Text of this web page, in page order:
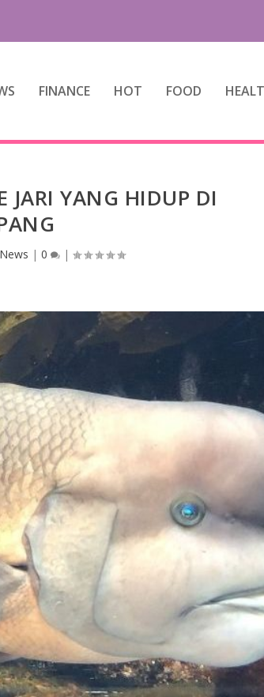
FINANCE HOT FOOD
JARI YANG HIDUP DI
News |0 |